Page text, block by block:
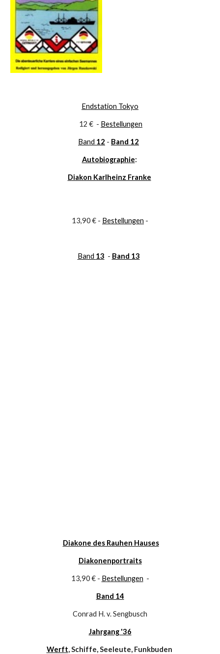
Endstation Tokyo
12 €  - Bestellungen
Band 12 - Band 12
Autobiographie:
Diakon Karlheinz Franke
13,90 € - Bestellungen -
Band 13 - Band 13
Diakone des Rauhen Hauses
Diakonenportraits
13,90 € - Bestellungen
  -
Band 14
Conrad H. v. Sengbusch
Jahrgang '36
Werft, Schiffe, Seeleute, Funkbuden